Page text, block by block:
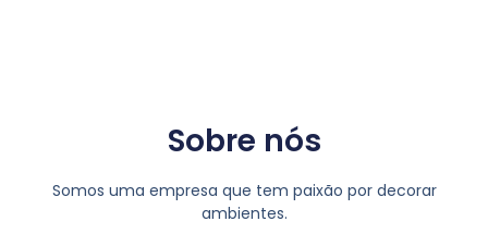
Sobre nós
Somos uma empresa que tem paixão por decorar
ambientes.